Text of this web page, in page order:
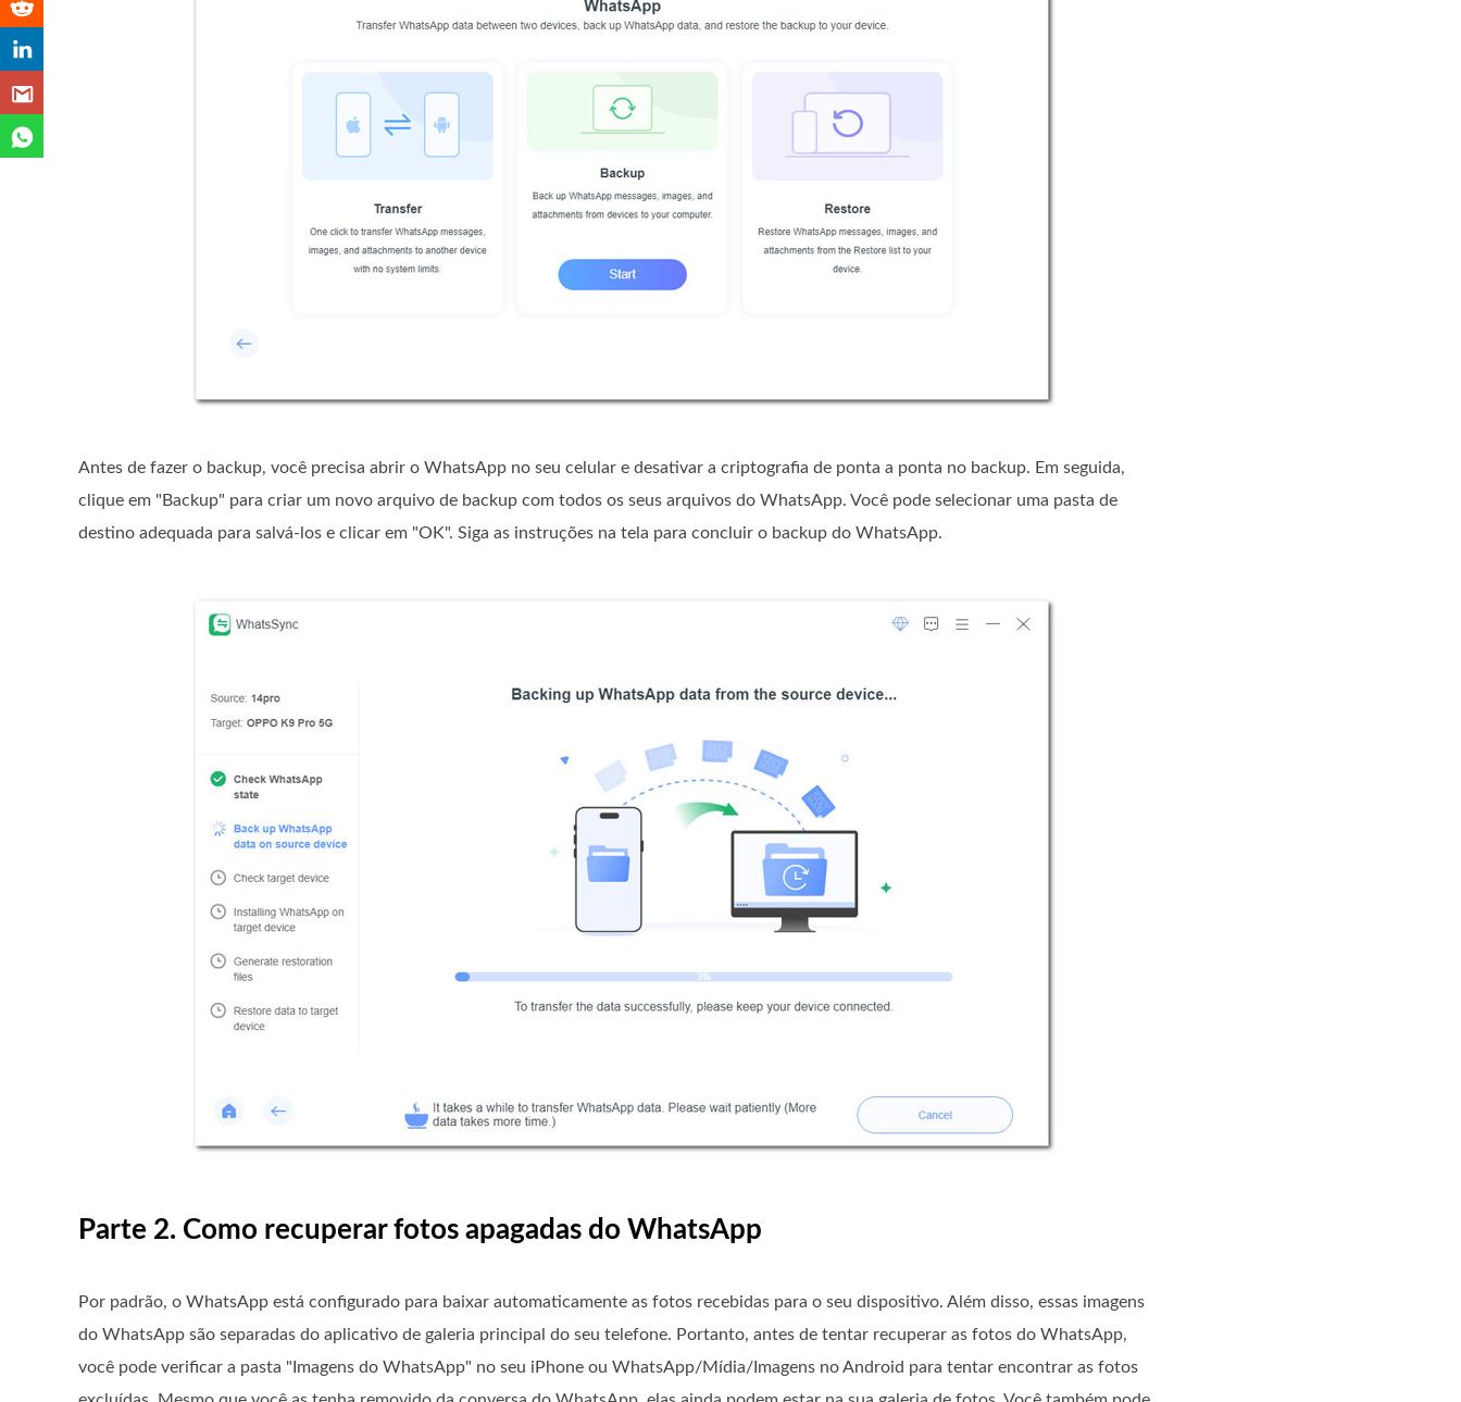
Antes de fazer o backup, você precisa abrir o WhatsApp no ​​seu celular e desativar a criptografia de ponta a ponta no backup. Em seguida,
clique em "Backup" para criar um novo arquivo de backup com todos os seus arquivos do WhatsApp. Você pode selecionar uma pasta de
destino adequada para salvá-los e clicar em "OK". Siga as instruções na tela para concluir o backup do WhatsApp.
Parte 2. Como recuperar fotos apagadas do WhatsApp
Por padrão, o WhatsApp está configurado para baixar automaticamente as fotos recebidas para o seu dispositivo. Além disso, essas imagens
do WhatsApp são separadas do aplicativo de galeria principal do seu telefone. Portanto, antes de tentar recuperar as fotos do WhatsApp,
você pode verificar a pasta "Imagens do WhatsApp" no seu iPhone ou WhatsApp/Mídia/Imagens no Android para tentar encontrar as fotos